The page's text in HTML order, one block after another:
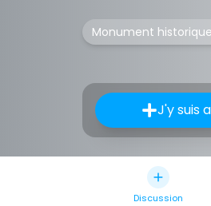
Monument
J'y suis
Discussion